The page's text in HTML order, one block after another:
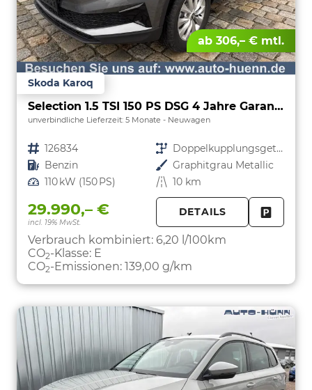
ab 306,– € mtl.
Skoda Karoq
Selection 1.5 TSI 150 PS DSG 4 Jahre Garantie-Anhängerkupplung-Keyless Start-AppleCarPlay-AndroidAuto-Sunset-Tempomat-2-Zonen-Klima-16''Alu
unverbindliche Lieferzeit: 5 Monate Neuwagen
Fahrzeugnr. 126834 Getriebe
Doppelkupplungsgetriebe (DSG)
Kraftstoff Benzin Außenfarbe Graphitgrau Metallic
Leistung 110 kW (150 PS) Kilometerstand 10 km
29.990,– €
incl. 19% MwSt.
DETAILS
Verbrauch kombiniert: 6,20 l/100km
CO2-Klasse: E
CO2-Emissionen: 139,00 g/km